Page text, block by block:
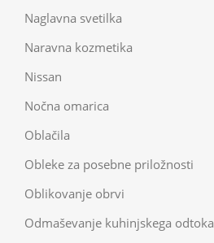
Naglavna svetilka
Naravna kozmetika
Nissan
Nočna omarica
Oblačila
Obleke za posebne priložnosti
Oblikovanje obrvi
Odmaševanje kuhinjskega odtoka